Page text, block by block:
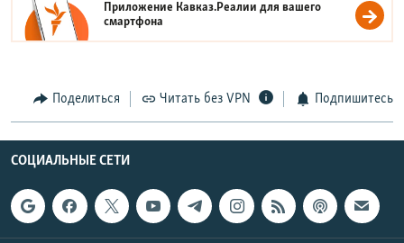
Приложение Кавказ.Реалии для вашего
смартфона
Поделиться Читать без VPN Подпишитесь
СОЦИАЛЬНЫЕ СЕТИ